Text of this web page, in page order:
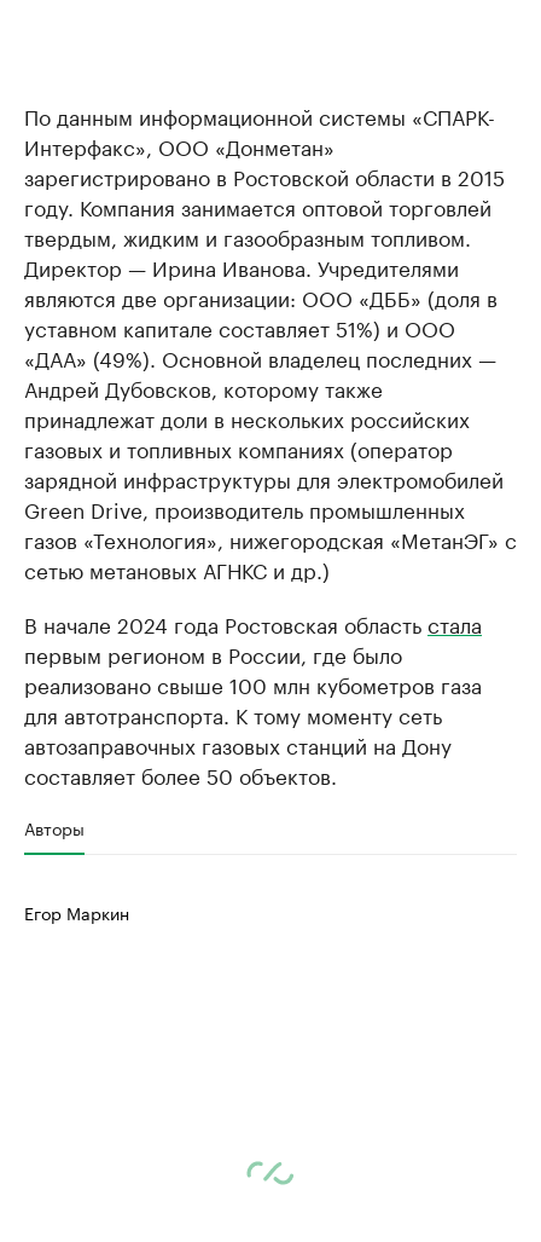
По данным информационной системы «СПАРК-
Интерфакс», ООО «Донметан»
зарегистрировано в Ростовской области в 2015
году. Компания занимается оптовой торговлей
твердым, жидким и газообразным топливом.
Директор — Ирина Иванова. Учредителями
являются две организации: ООО «ДББ» (доля в
уставном капитале составляет 51%) и ООО
«ДАА» (49%). Основной владелец последних —
Андрей Дубовсков, которому также
принадлежат доли в нескольких российских
газовых и топливных компаниях (оператор
зарядной инфраструктуры для электромобилей
Green Drive, производитель промышленных
газов «Технология», нижегородская «МетанЭГ» с
сетью метановых АГНКС и др.)
В начале 2024 года Ростовская областьстала
первым регионом в России, где было
реализовано свыше 100 млн кубометров газа
для автотранспорта. К тому моменту сеть
автозаправочных газовых станций на Дону
составляет более 50 объектов.
Авторы
Егор Маркин